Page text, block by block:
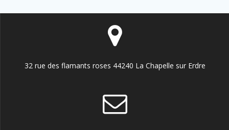
32 rue des flamants roses 44240 La Chapelle sur Erdre